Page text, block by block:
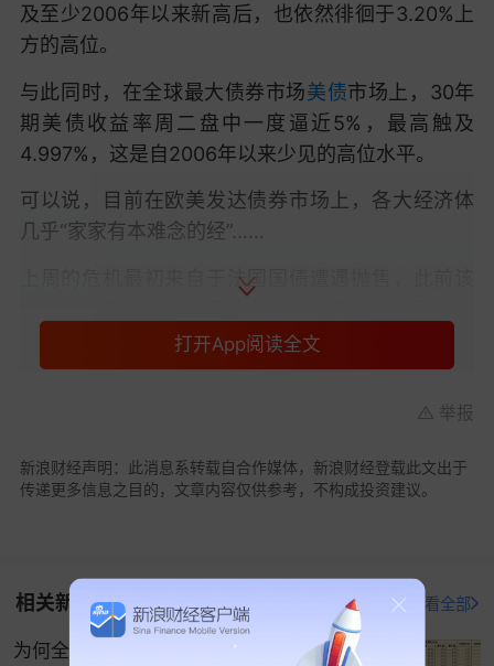
及至少2006年以来新高后，也依然徘徊于3.20%上
方的高位。
与此同时，在全球最大债券市场美债市场上，30年
期美债收益率周二盘中一度逼近5%，最高触及
4.997%，这是自2006年以来少见的高位水平。
可以说，目前在欧美发达债券市场上，各大经济体
几乎“家家有本难念的经”……
上周的危机最初来自于法国国债遭遇抛售，此前该
对该国出现政治真空的担忧。这种波动性带来的溢
出效应，随即引发德国和荷兰政府债券的类似跌
试图于即将到来的秋季预算中填补200亿至250亿英
税为非法，这使得自4月份实施这些关税以来产生的
数千亿美元收入受到质疑。特朗普政府与
事库克 间开打的官司，也令美联储独立性持续受到
打开App阅读全文
举报
新浪财经声明：此消息系转载自合作媒体，新浪财经登载此文出于
传递更多信息之目的，文章内容仅供参考，不构成投资建议。
相关新闻 打开新浪财经查看全部
为何全球债市大跌？